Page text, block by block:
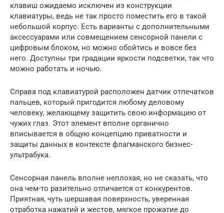
клавиш ожидаемо исключен из конструкции
клавиатуры, ведь не так просто поместить его в такой
небольшой корпус. Есть варианты с дополнительными
аксессуарами или совмещением сенсорной панели с
цифровым блоком, но можно обойтись и вовсе без
него. Доступны три градации яркости подсветки, так что
можно работать и ночью.
Справа под клавиатурой расположен датчик отпечатков
пальцев, который пригодится любому деловому
человеку, желающему защитить свою информацию от
чужих глаз. Этот элемент вполне органично
вписывается в общую концепцию приватности и
защиты данных в контексте флагманского бизнес-
ультрабука.
Сенсорная панель вполне неплохая, но не сказать, что
она чем-то разительно отличается от конкурентов.
Приятная, чуть шершавая поверхность, уверенная
отработка нажатий и жестов, мягкое прожатие до